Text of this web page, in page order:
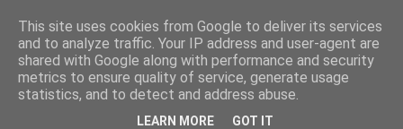
This site uses cookies from Google to deliver its services
and to analyze traffic. Your IP address and user-agent are
shared with Google along with performance and security
metrics to ensure quality of service, generate usage
statistics, and to detect and address abuse.
LEARN MORE GOT IT